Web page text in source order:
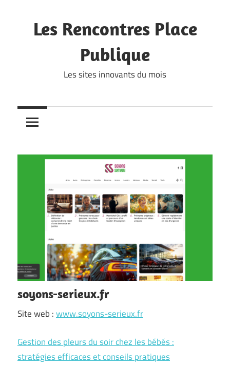
contentLes Rencontres Place
Publique
Les sites innovants du mois
soyons-serieux.fr
Site web :www.soyons-serieux.fr
Gestion des pleurs du soir chez les bébés :
stratégies efficaces et conseils pratiques